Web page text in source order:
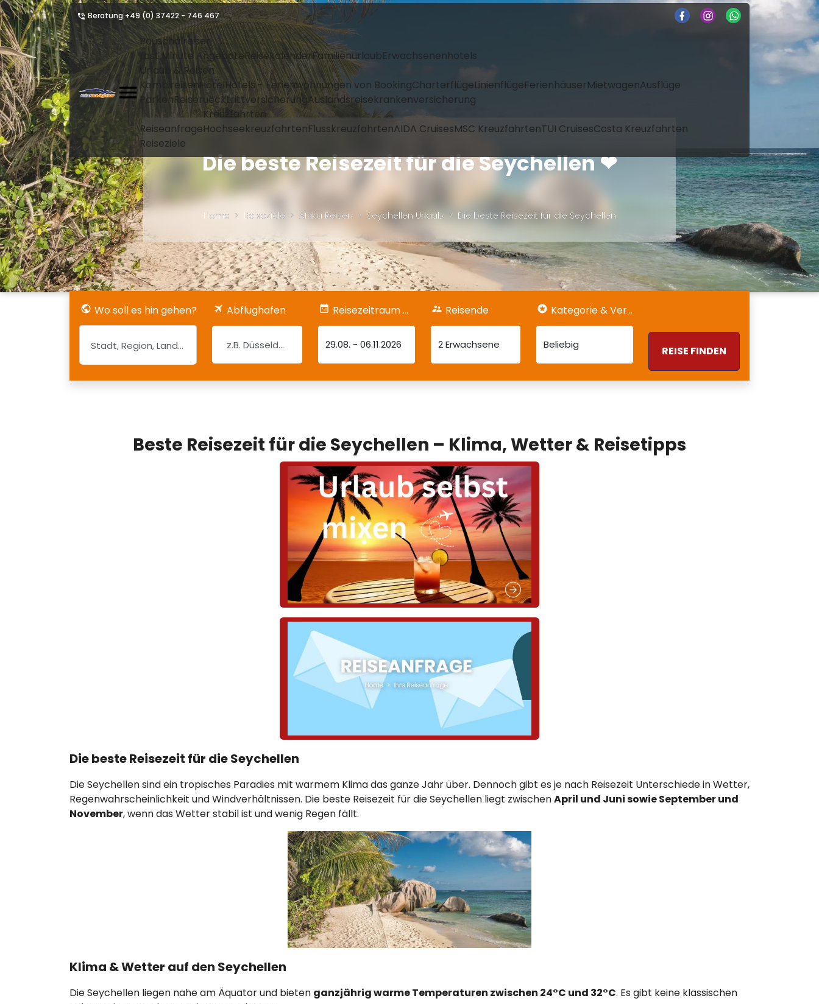
Beratung +49 (0) 37422 - 746 467
Pauschalreisen
Last Minute AngeboteReisekalenderFamilienurlaubErwachsenenhotels
Urlaub & Reisen
Kombireisen Hotel Hotels - Ferienwohnungen von BookingCharterflügeLinienflügeFerienhäuserMietwagenAusflüge
ParkenReiseruecktrittversicherungAuslandsreisekrankenversicherung
Reiseanfrage
Kreuzfahrten
HochseekreuzfahrtenFlusskreuzfahrtenAIDA CruisesMSC KreuzfahrtenTUI CruisesCosta Kreuzfahrten
Reiseziele
Die beste Reisezeit für die Seychellen ❤
Home Reiseziele Afrika Reisen Seychellen Urlaub Die beste Reisezeit für die Seychellen
Wo soll es hin gehen? Abflughafen Reisezeitraum & Dauer
29.08. - 06.11.2026
Reisende
2 Erwachsene
Kategorie & Verpflegung
Beliebig REISE FINDEN
Beste Reisezeit für die Seychellen – Klima, Wetter & Reisetipps
Die beste Reisezeit für die Seychellen
Die Seychellen sind ein tropisches Paradies mit warmem Klima das ganze Jahr über. Dennoch gibt es je nach Reisezeit Unterschiede in Wetter,
Regenwahrscheinlichkeit und Windverhältnissen. Die beste Reisezeit für die Seychellen liegt zwischenApril und Juni sowie September und
November, wenn das Wetter stabil ist und wenig Regen fällt.
Klima & Wetter auf den Seychellen
Die Seychellen liegen nahe am Äquator und bieten ganzjährig warme Temperaturen zwischen 24°C und 32°C. Es gibt keine klassischen